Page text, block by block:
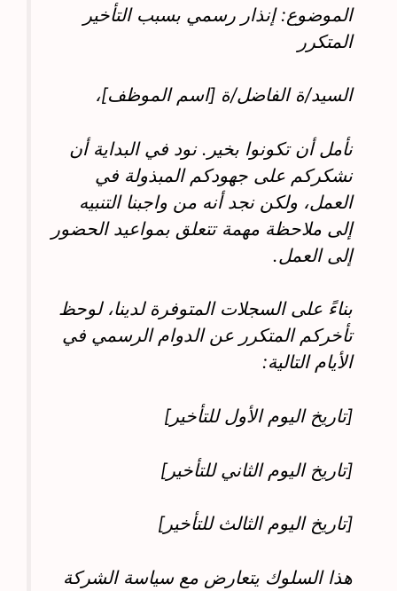
الموضوع: إنذار رسمي بسبب التأخير
المتكرر
السيد/ة الفاضل/ة [اسم الموظف]،
نأمل أن تكونوا بخير. نود في البداية أن
نشكركم على جهودكم المبذولة في
العمل، ولكن نجد أنه من واجبنا التنبيه
إلى ملاحظة مهمة تتعلق بمواعيد الحضور
إلى العمل.
بناءً على السجلات المتوفرة لدينا، لوحظ
تأخركم المتكرر عن الدوام الرسمي في
الأيام التالية:
[تاريخ اليوم الأول للتأخير]
[تاريخ اليوم الثاني للتأخير]
[تاريخ اليوم الثالث للتأخير]
هذا السلوك يتعارض مع سياسة الشركة